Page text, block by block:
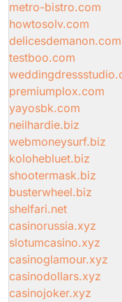
metro-bistro.com
howtosolv.com
delicesdemanon.com
testboo.com
premiumplox.com
yayosbk.com
neilhardie.biz
webmoneysurf.biz
kolohebluet.biz
shootermask.biz
busterwheel.biz
shelfari.net
casinorussia.xyz
slotumcasino.xyz
casinoglamour.xyz
casinodollars.xyz
casinojoker.xyz